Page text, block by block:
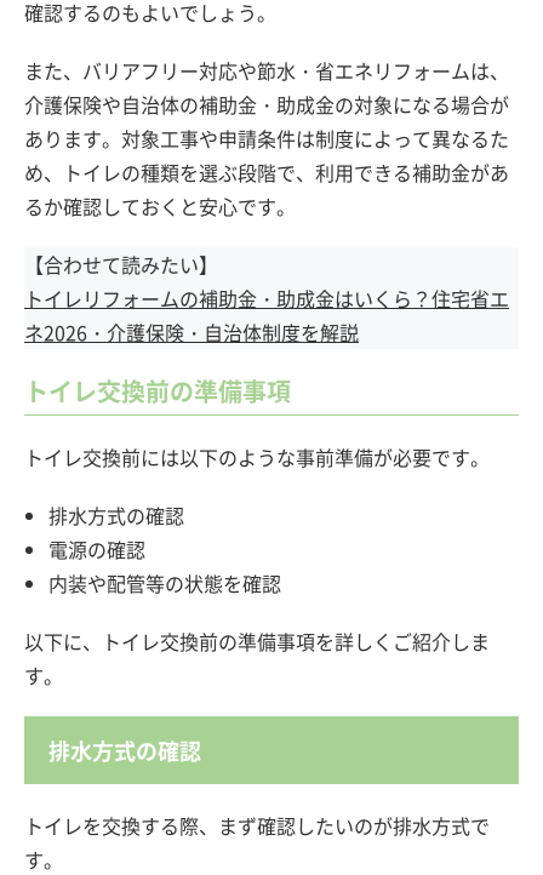
確認するのもよいでしょう。
また、バリアフリー対応や節水・省エネリフォームは、
介護保険や自治体の補助金・助成金の対象になる場合が
あります。対象工事や申請条件は制度によって異なるた
め、トイレの種類を選ぶ段階で、利用できる補助金があ
るか確認しておくと安心です。
【合わせて読みたい】
トイレリフォームの補助金・助成金はいくら？住宅省エ
ネ2026・介護保険・自治体制度を解説
トイレ交換前の準備事項
トイレ交換前には以下のような事前準備が必要です。
排水方式の確認
電源の確認
内装や配管等の状態を確認
以下に、トイレ交換前の準備事項を詳しくご紹介しま
す。
排水方式の確認
トイレを交換する際、まず確認したいのが排水方式で
す。